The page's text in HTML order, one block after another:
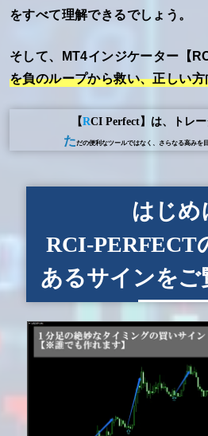
をすべて理解できるでしょう。
そして、MT4インジケーター【
を負のループから救い、正しい
【RCI Perfect】は、トレー
ただの便利なツールではなく、さらなる高みを
はじめ
RCI-PERFECT
あるサインをご